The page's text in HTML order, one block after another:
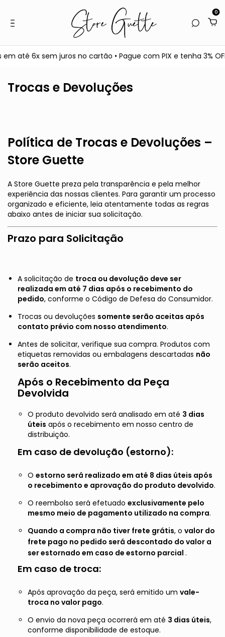
0
até 6x sem juros no cartão • Pague com PIX e tenha 3% OFF
Trocas e Devoluções
Política de Trocas e Devoluções –
Store Guette
A Store Guette preza pela transparência e pela melhor
experiência das nossas clientes. Para garantir um processo
organizado e eficiente, leia atentamente todas as regras
abaixo antes de iniciar sua solicitação.
Prazo para Solicitação
A solicitação de troca ou devolução deve ser
realizada em até 7 dias após o recebimento do
pedido, conforme o Código de Defesa do Consumidor.
Trocas ou devoluções somente serão aceitas após
contato prévio com nosso atendimento.
Antes de solicitar, verifique sua compra. Produtos com
etiquetas removidas ou embalagens descartadas não
serão aceitos.
Após o Recebimento da Peça
Devolvida
O produto devolvido será analisado em até 3 dias
úteis após o recebimento em nosso centro de
distribuição.
Em caso de devolução (estorno):
O estorno será realizado em até 8 dias úteis após
o recebimento e aprovação do produto devolvido.
O reembolso será efetuado exclusivamente pelo
mesmo meio de pagamento utilizado na compra.
Quando a compra não tiver frete grátis, o valor do
frete pago no pedido será descontado do valor a
ser estornado em caso de estorno parcial .
Em caso de troca:
Após aprovação da peça, será emitido um vale-
troca no valor pago.
O envio da nova peça ocorrerá em até 3 dias úteis,
conforme disponibilidade de estoque.